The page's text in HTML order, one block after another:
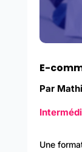
E-
Par
Une